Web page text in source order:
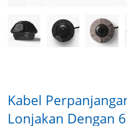
Kabel
Lonjakan Dengan